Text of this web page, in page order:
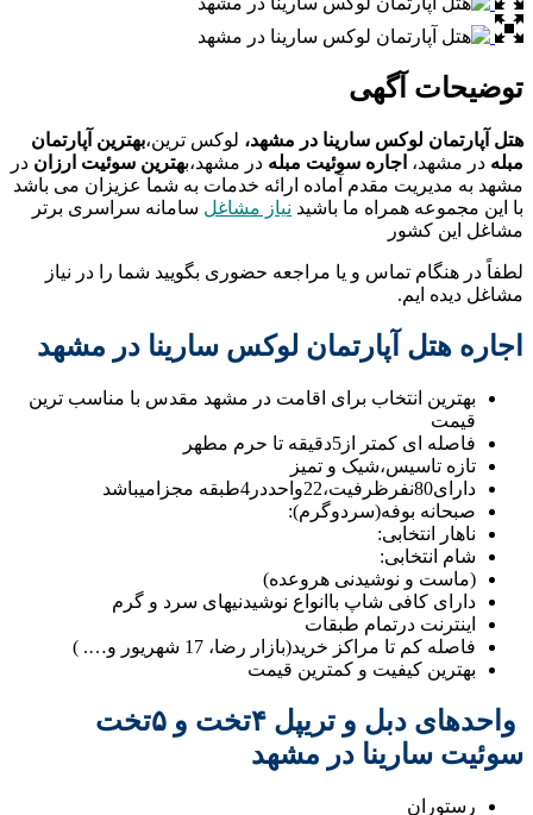
توضیحات آگهی
هتل آپارتمان لوکس سارینا در مشهد، لوکس ترین،بهترین آپارتمان
مبلهدر مشهد،اجاره سوئیت مبلهدر مشهد،بهترین سوئیت ارزاندر
مشهد به مدیریت مقدم آماده ارائه خدمات به شما عزیزان می باشد
با این مجموعه همراه ما باشید نیاز مشاغل سامانه سراسری برتر
مشاغل این کشور
لطفاً در هنگام تماس و یا مراجعه حضوری بگویید شما را در نیاز
مشاغل دیده ایم.
اجاره هتل آپارتمان لوکس سارینا در مشهد
بهترین انتخاب برای اقامت در مشهد مقدس با مناسب ترین
قیمت
فاصله ای کمتر از5دقیقه تا حرم مطهر
تازه تاسیس،شیک و تمیز
دارای80نفرظرفیت،22واحددر4طبقه مجزامیباشد
صبحانه بوفه(سردوگرم):
ناهار انتخابی:
شام انتخابی:
(ماست و نوشیدنی هروعده)
دارای کافی شاپ باانواع نوشیدنیهای سرد و گرم
اینترنت درتمام طبقات
فاصله کم تا مراکز خرید(بازار رضا، 17 شهریور و…. )
بهترین کیفیت و کمترین قیمت
⁩ واحدهای دبل و تریپل ۴تخت و ۵تخت
سوئیت سارینا در مشهد
رستوران